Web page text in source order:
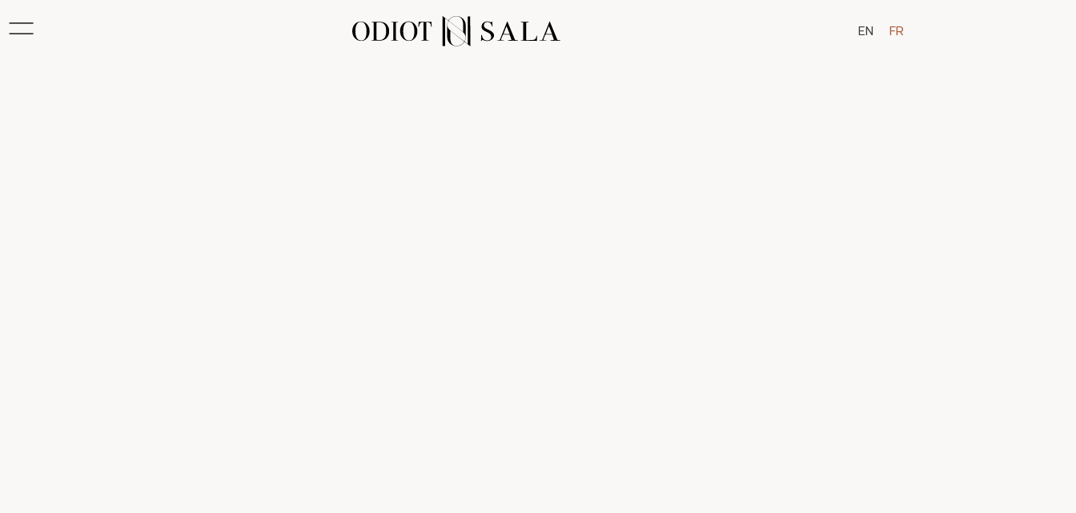
EN FR